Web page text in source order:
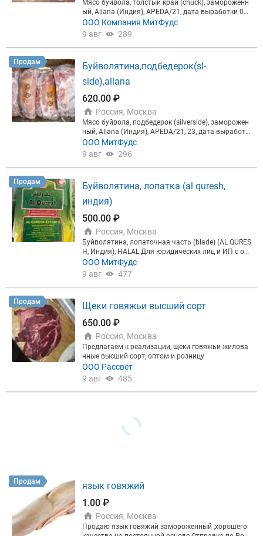
куум (1 кг)
Мясо буйвола, толстый край (chuck), замороженн
ый, Allana (Индия), APEDA/21, дата выработки 02-
03/2026, срок годности и условия хранения 24 ме
сяца при t -18'C, стандартная коробка 20 кг, свобо
ад Москва
ООО Компания МитФудс
9 авг
289
Продам
Буйволятина,подбедерок(sl-
side),allana
620.00 ₽
Россия, Москва
Мясо буйвола, подбедерок (silverside), заморожен
ный, Allana (Индия), APEDA/21, 23, дата выработк
и 02-03/2026, срок годности и условия хранения 2
4 месяца при t -18'C, стандартная коробка 20 кг, с
б, склад Москва
ООО MитФудс
9 авг
296
Продам
Буйволятина, лопатка (al quresh,
индия)
500.00 ₽
Россия, Москва
Буйволятина, лопаточная часть (blade) (AL QURES
H, Индия), НАLAL Для юридических лиц и ИП с ос
новным кодом ОКВЭД 10.13.1-10.13.6, 10.86.3 Дат
а выработки: 08/2025 Cрок годности: 2 года Вес к
и: склад продавца СПб, склад Москва
ООО MитФудс
9 авг
477
Продам
Щеки говяжьи высший сорт
650.00 ₽
Россия, Москва
Предлагаем к реализации, щеки говяжьи жилова
нные высший сорт, оптом и розницу
ООО Рассвет
9 авг
485
Продам
язык говяжий
1.00 ₽
Россия, Москва
Продаю язык говяжий замороженный ,хорошего